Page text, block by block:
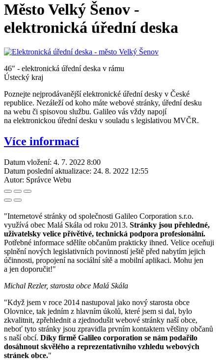
Město Velký Šenov -
elektronická úřední deska
46" - elektronická úřední deska v rámu
Ústecký kraj
Poznejte nejprodávanější elektronické úřední desky v České
republice. Nezáleží od koho máte webové stránky, úřední desku
na webu či spisovou službu. Galileo vás vždy napojí
na elektronickou úřední desku v souladu s legislativou MVČR.
Více informací
Datum vložení: 4. 7. 2022 8:00
Datum poslední aktualizace: 24. 8. 2022 12:55
Autor: Správce Webu
"Internetové stránky od společnosti Galileo Corporation s.r.o.
využívá obec Malá Skála od roku 2013. Stránky jsou přehledné,
uživatelsky velice přívětivé, technická podpora profesionální.
Potřebné informace sdělíte občanům prakticky ihned. Velice oceňuji
splnění nových legislativních povinností ještě před nabytím jejich
účinnosti, propojení na sociální sítě a mobilní aplikaci. Mohu jen
a jen doporučit!"
Michal Rezler, starosta obce Malá Skála
"Když jsem v roce 2014 nastupoval jako nový starosta obce
Olovnice, tak jedním z hlavním úkolů, které jsem si dal, bylo
zkvalitnit, zpřehlednit a zjednodušit webové stránky naší obce,
neboť tyto stránky jsou zpravidla prvním kontaktem většiny občanů
s naší obcí. Díky firmě Galileo corporation se nám podařilo
dosáhnout skvělého a reprezentativního vzhledu webových
stránek obce."